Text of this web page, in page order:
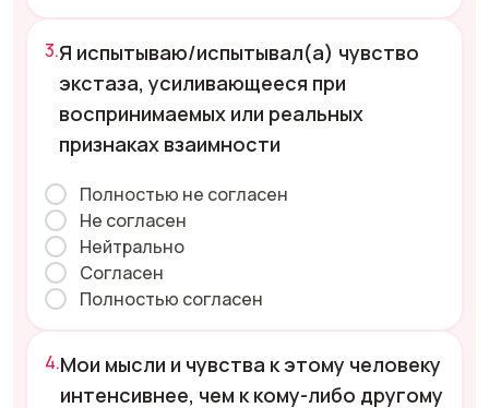
Я испытываю/испытывал(а) чувство
экстаза, усиливающееся при
воспринимаемых или реальных
признаках взаимности
Полностью не согласен
Не согласен
Нейтрально
Согласен
Полностью согласен
Мои мысли и чувства к этому человеку
интенсивнее, чем к кому-либо другому